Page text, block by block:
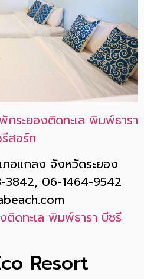
กระยองติดทะเล พิมพ์ธารา
สอร์ท
ภอแกลง จังหวัดระยอง
3842, 06-1464-9542
ติดทะเล พิมพ์ธารา บีชรี
Resort